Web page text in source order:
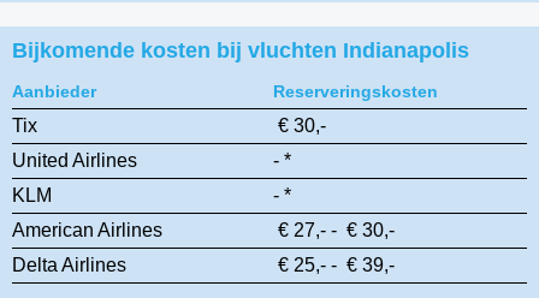
Bijkomende kosten bij vluchten Indianapolis
Aanbieder Reserveringskosten
Tix
€ 30,-
United Airlines
- *
KLM
- *
American Airlines
€ 27,- - € 30,-
Delta Airlines
€ 25,- - € 39,-